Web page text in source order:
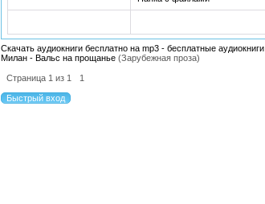
Скачать аудиокниги бесплатно на mp3 - бесплатные аудиокниги
Милан - Вальс на прощанье (Зарубежная проза)
Страница 1 из 1
1